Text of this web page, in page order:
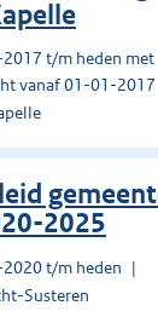
t/m heden met
vanaf 01-01-2017
2025
t/m heden
Susteren